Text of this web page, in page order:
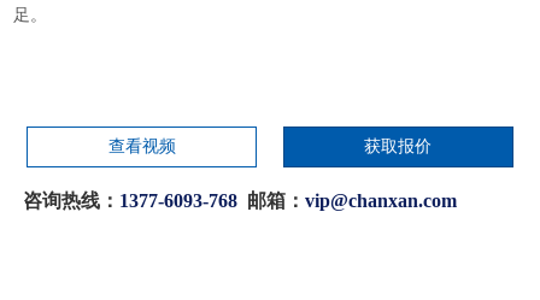
足。
查看视频 获取报价
咨询热线： 1377-6093-768 邮箱：vip@chanxan.com